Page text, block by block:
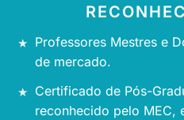
Professores Mestres e
de mercado.
Certificado de Pós-
reconhecido pelo MEC,